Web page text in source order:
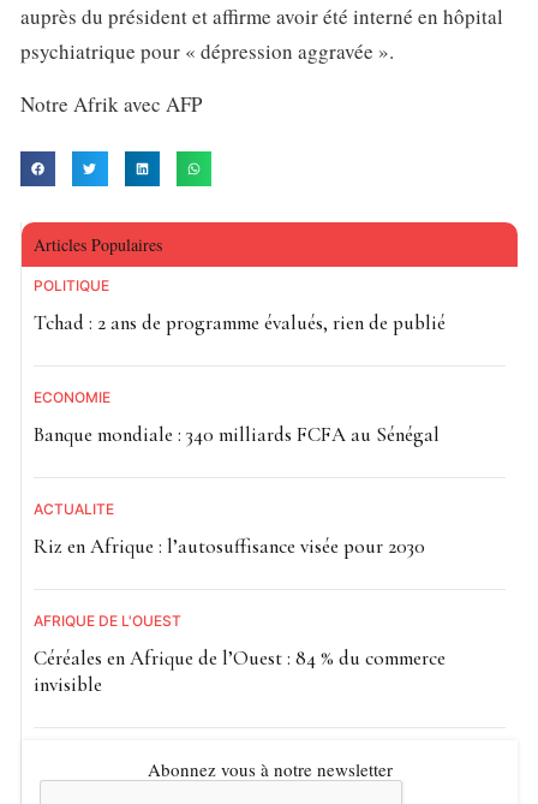
auprès du président et affirme avoir été interné en hôpital
psychiatrique pour « dépression aggravée ».
Notre Afrik avec AFP
Articles Populaires
POLITIQUE
Tchad : 2 ans de programme évalués, rien de publié
ECONOMIE
Banque mondiale : 340 milliards FCFA au Sénégal
ACTUALITE
Riz en Afrique : l’autosuffisance visée pour 2030
AFRIQUE DE L'OUEST
Céréales en Afrique de l’Ouest : 84 % du commerce
invisible
Abonnez vous à notre newsletter